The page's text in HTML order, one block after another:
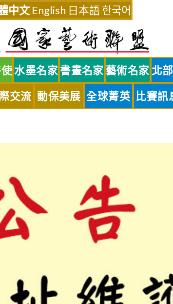
中文 English 日本語한국어
水墨名家 書畫名家 藝術名家 北
交流 動保美展 全球菁英 比賽訊